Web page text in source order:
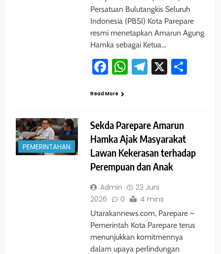
Persatuan Bulutangkis Seluruh
Indonesia (PBSI) Kota Parepare
resmi menetapkan Amarun Agung
Hamka sebagai Ketua…
Facebook
WhatsApp
Telegram
X
Read More
PEMERINTAHAN
Sekda Parepare Amarun
Hamka Ajak Masyarakat
Lawan Kekerasan terhadap
Perempuan dan Anak
Admin
23 Juni
2026
0 4 mins
Utarakannews.com, Parepare –
Pemerintah Kota Parepare terus
menunjukkan komitmennya
dalam upaya perlindungan